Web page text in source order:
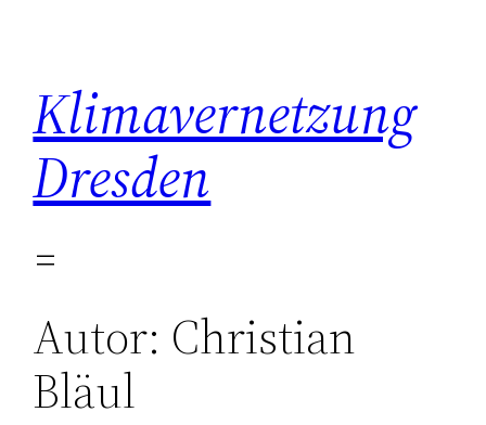
springen
Klimavernetzung
Dresden
Autor: Christian
Bläul